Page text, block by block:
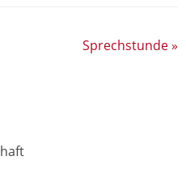
Sprechstunde»